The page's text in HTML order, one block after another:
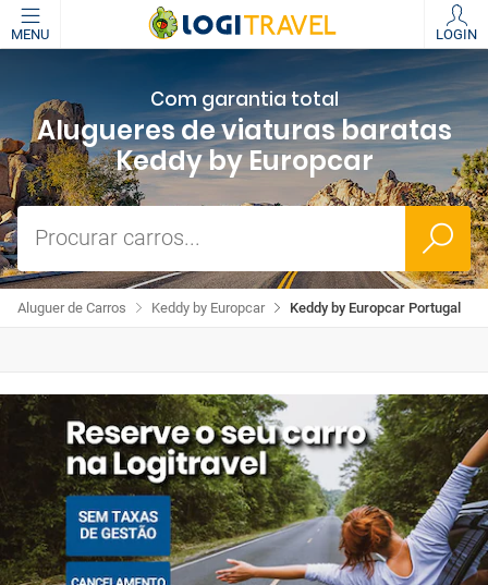
MENU LOGIN
Com garantia total
Alugueres de viaturas baratas
Keddy by Europcar
Procurar carros...
Keddy by Europcar Portugal
Keddy by Europcar
Aluguer de Carros